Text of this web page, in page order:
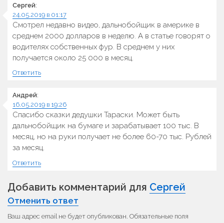
Сергей:
24.05.2019 в 01:17
Смотрел недавно видео, дальнобойщик в америке в
среднем 2000 долларов в неделю. А в статье говорят о
водителях собственных фур. В среднем у них
получается около 25 000 в месяц.
Ответить
Андрей:
16.05.2019 в 19:26
Спасибо сказки дедушки Тараски. Может быть
дальнобойщик на бумаге и зарабатывает 100 тыс. В
месяц, но на руки получает не более 60-70 тыс. Рублей
за месяц.
Ответить
Добавить комментарий для Сергей
Отменить ответ
Ваш адрес email не будет опубликован. Обязательные поля